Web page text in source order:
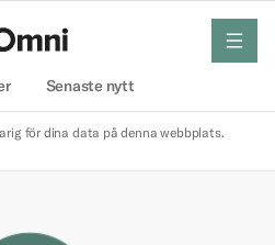
Senaste nytt
meny
för dina data på denna webbplats.